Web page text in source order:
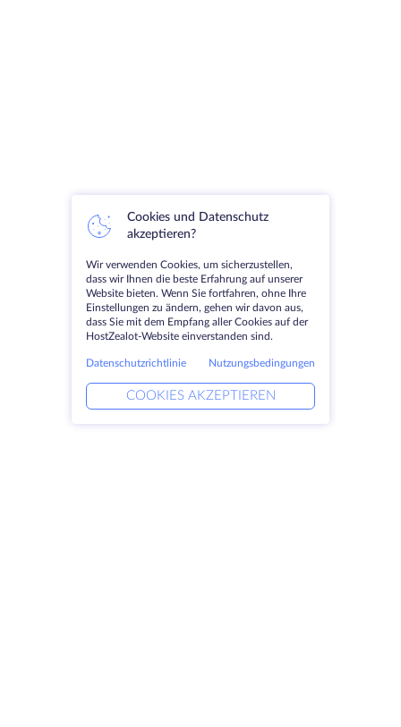
Cookies und Datenschutz
akzeptieren?
Wir verwenden Cookies, um sicherzustellen,
dass wir Ihnen die beste Erfahrung auf unserer
Website bieten. Wenn Sie fortfahren, ohne Ihre
Einstellungen zu ändern, gehen wir davon aus,
dass Sie mit dem Empfang aller Cookies auf der
HostZealot-Website einverstanden sind.
Datenschutzrichtlinie Nutzungsbedingungen
COOKIES AKZEPTIEREN